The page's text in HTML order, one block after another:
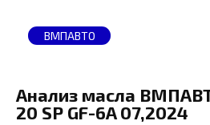
ВМПАВТО
Анализ масла
20 SP GF-6A 07,2024